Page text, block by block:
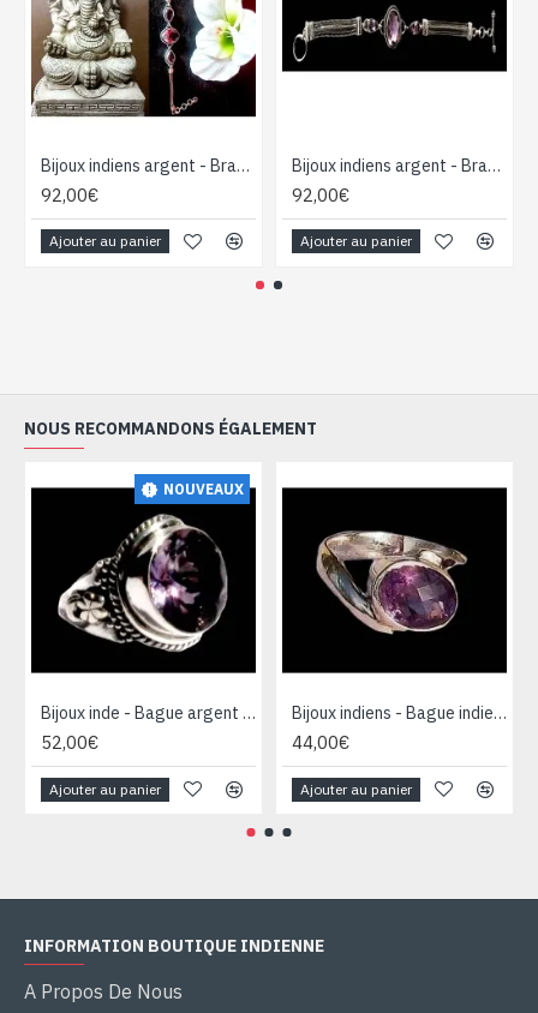
Bijoux indiens argent - Bracelet indien Améthyste
92,00€
Ajouter au panier
Bijoux indiens argent - Bracelet indien Améthyste
92,00€
Ajouter au panier
NOUS RECOMMANDONS ÉGALEMENT
NOUVEAUX
Bijoux inde - Bague argent Améthyste
52,00€
Ajouter au panier
Bijoux indiens - Bague indienne Améthyste
44,00€
Ajouter au panier
INFORMATION BOUTIQUE INDIENNE
A Propos De Nous